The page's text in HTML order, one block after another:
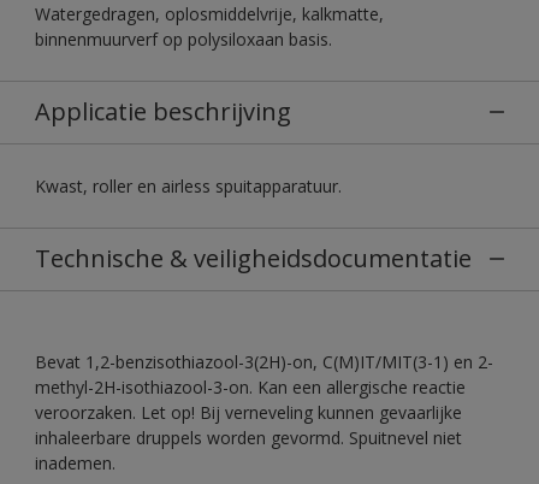
Watergedragen, oplosmiddelvrije, kalkmatte,
binnenmuurverf op polysiloxaan basis.
Applicatie beschrijving
Kwast, roller en airless spuitapparatuur.
Technische & veiligheidsdocumentatie
Bevat 1,2-benzisothiazool-3(2H)-on, C(M)IT/MIT(3-1) en 2-
methyl-2H-isothiazool-3-on. Kan een allergische reactie
veroorzaken. Let op! Bij verneveling kunnen gevaarlijke
inhaleerbare druppels worden gevormd. Spuitnevel niet
inademen.